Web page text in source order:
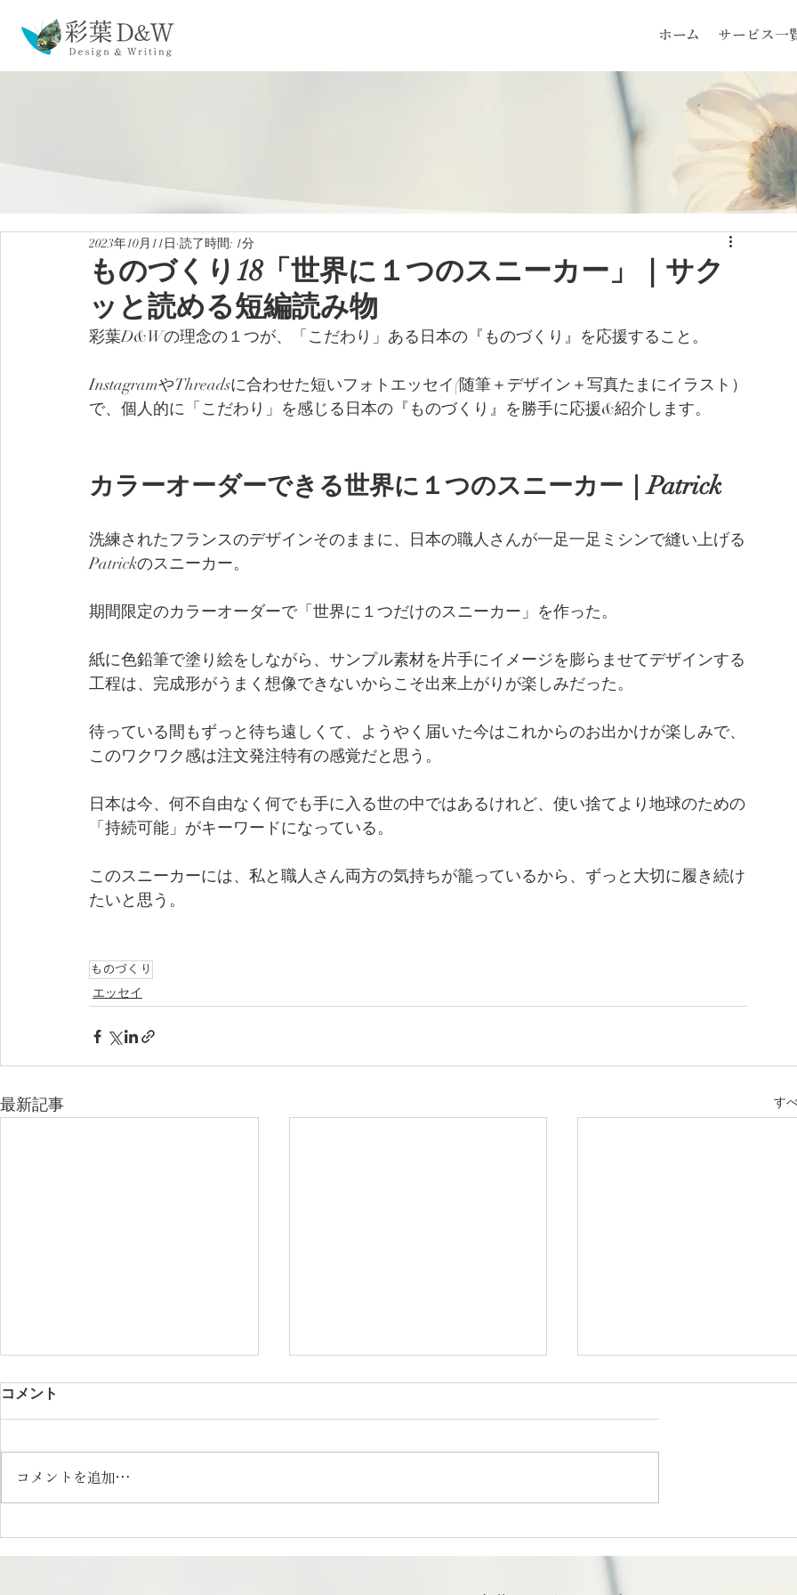
ホーム サービス一
ものづくり18「世界に１つのスニーカー」｜サク
ッと読める短編読み物
2023年10月11日 読了時間: 1分
彩葉D&Wの理念の１つが、「こだわり」ある日本の『ものづくり』を応援すること。
InstagramやThreadsに合わせた短いフォトエッセイ(随筆＋デザイン＋写真たまにイラスト）
で、個人的に「こだわり」を感じる日本の『ものづくり』を勝手に応援&紹介します。
カラーオーダーできる世界に１つのスニーカー｜Patrick
洗練されたフランスのデザインそのままに、日本の職人さんが一足一足ミシンで縫い上げる
Patrickのスニーカー。
期間限定のカラーオーダーで「世界に１つだけのスニーカー」を作った。
紙に色鉛筆で塗り絵をしながら、サンプル素材を片手にイメージを膨らませてデザインする
工程は、完成形がうまく想像できないからこそ出来上がりが楽しみだった。
待っている間もずっと待ち遠しくて、ようやく届いた今はこれからのお出かけが楽しみで、
このワクワク感は注文発注特有の感覚だと思う。
日本は今、何不自由なく何でも手に入る世の中ではあるけれど、使い捨てより地球のための
「持続可能」がキーワードになっている。
このスニーカーには、私と職人さん両方の気持ちが籠っているから、ずっと大切に履き続け
たいと思う。
ものづくり
エッセイ
最新記事 す
っとフォトエッセイ
| さくっとフォトエッセイ
くっとフォトエッセイ
コメント
コメントを追加…